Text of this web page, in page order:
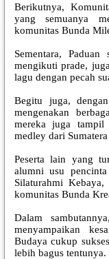
Berikutnya,
yang semuanya
komunitas Bunda
Sementara,
mengikuti prade,
lagu dengan pecah
Begitu juga,
mengenakan
mereka juga tampil
medley dari
Peserta lain yang
alumni usu
Silaturahmi
komunitas Bunda
Dalam
menyampaikan
Budaya cukup
lebih bagus tentunya.